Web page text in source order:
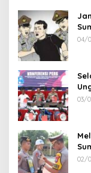
04/
03/
02/